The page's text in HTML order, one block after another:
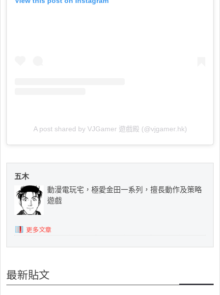
A post shared by VJGamer 遊戲殿 (@vjgamer.hk)
五木
動漫電玩宅，極愛金田一系列，擅長動作及策略
遊戲
更多文章
最新貼文